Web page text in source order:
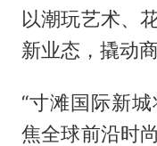
以潮玩艺术、
新业态，撬动
“寸滩国际新
焦全球前沿时